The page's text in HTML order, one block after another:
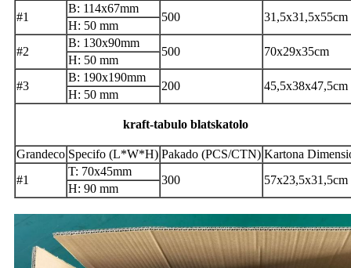
#1
B: 114x67mm
500 31,5x31,5x55cm
H: 50 mm
#2
B: 130x90mm
500 70x29x35cm
H: 50 mm
#3
B: 190x190mm
200 45,5x38x47,5cm
H: 50 mm
kraft-tabulo blatskatolo
Grandeco Specifo (L*W*H) Pakado (PCS/CTN) Kartona
#1
T: 70x45mm
300 57x23,5x31,5cm
H: 90 mm